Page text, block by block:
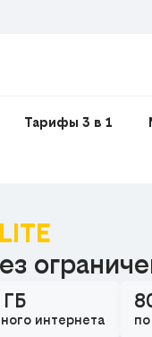
Тарифы 3 в 1
интернета